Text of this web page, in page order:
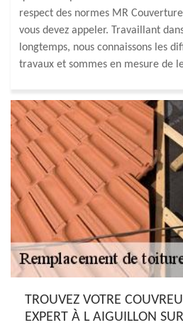
respect des normes MR
vous devez appeler. Travaillant
longtemps, nous connaissons les
travaux et sommes en mesure de
TROUVEZ VOTRE
EXPERT À L AIGUILLON